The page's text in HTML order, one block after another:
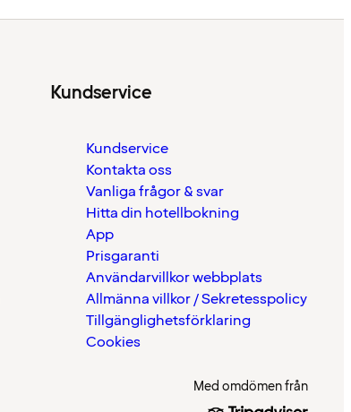
Kundservice
Kundservice
Kontakta oss
Vanliga frågor & svar
Hitta din hotellbokning
App
Prisgaranti
Användarvillkor webbplats
Allmänna villkor / Sekretesspolicy
Tillgänglighetsförklaring
Cookies
Med omdömen från